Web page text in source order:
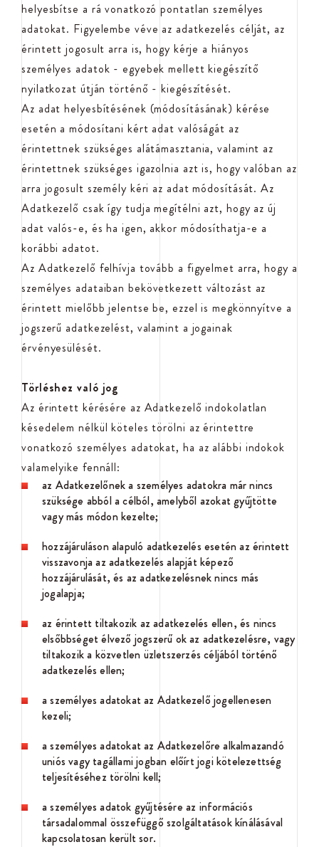
helyesbítse a rá vonatkozó pontatlan személyes
adatokat. Figyelembe véve az adatkezelés célját, az
érintett jogosult arra is, hogy kérje a hiányos
személyes adatok - egyebek mellett kiegészítő
nyilatkozat útján történő - kiegészítését.
Az adat helyesbítésének (módosításának) kérése
esetén a módosítani kért adat valóságát az
érintettnek szükséges alátámasztania, valamint az
érintettnek szükséges igazolnia azt is, hogy valóban az
arra jogosult személy kéri az adat módosítását. Az
Adatkezelő csak így tudja megítélni azt, hogy az új
adat valós-e, és ha igen, akkor módosíthatja-e a
korábbi adatot.
Az Adatkezelő felhívja tovább a figyelmet arra, hogy a
személyes adataiban bekövetkezett változást az
érintett mielőbb jelentse be, ezzel is megkönnyítve a
jogszerű adatkezelést, valamint a jogainak
érvényesülését.
Törléshez való jog
Az érintett kérésére az Adatkezelő indokolatlan
késedelem nélkül köteles törölni az érintettre
vonatkozó személyes adatokat, ha az alábbi indokok
valamelyike fennáll:
az Adatkezelőnek a személyes adatokra már nincs
szüksége abból a célból, amelyből azokat gyűjtötte
vagy más módon kezelte;
hozzájáruláson alapuló adatkezelés esetén az érintett
visszavonja az adatkezelés alapját képező
hozzájárulását, és az adatkezelésnek nincs más
jogalapja;
az érintett tiltakozik az adatkezelés ellen, és nincs
elsőbbséget élvező jogszerű ok az adatkezelésre, vagy
tiltakozik a közvetlen üzletszerzés céljából történő
adatkezelés ellen;
a személyes adatokat az Adatkezelő jogellenesen
kezeli;
a személyes adatokat az Adatkezelőre alkalmazandó
uniós vagy tagállami jogban előírt jogi kötelezettség
teljesítéséhez törölni kell;
a személyes adatok gyűjtésére az információs
társadalommal összefüggő szolgáltatások kínálásával
kapcsolatosan került sor.